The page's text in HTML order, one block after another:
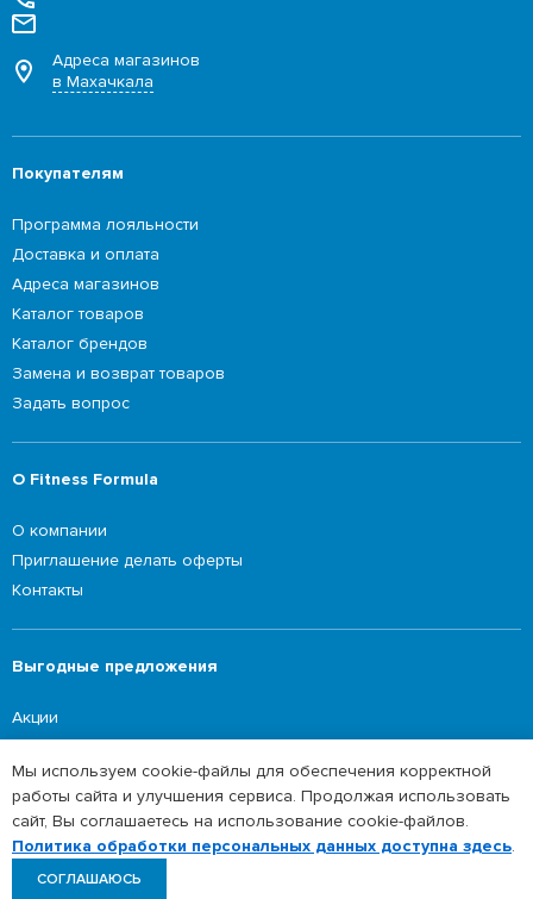
Адреса магазинов
в Махачкала
Покупателям
Программа лояльности
Доставка и оплата
Адреса магазинов
Каталог товаров
Каталог брендов
Замена и возврат товаров
Задать вопрос
О Fitness Formula
О компании
Приглашение делать оферты
Контакты
Выгодные предложения
Акции
©2026 Fitness Formula
Политика обработки персональных данных
Сайт в режиме наполнения данных. Полный
ассортимент доступен в нашем мобильном
приложении.
Мы используем cookie-файлы для обеспечения корректной
работы сайта и улучшения сервиса. Продолжая использовать
сайт, Вы соглашаетесь на использование cookie-файлов.
Политика обработки персональных данных доступна здесь.
СОГЛАШАЮСЬ